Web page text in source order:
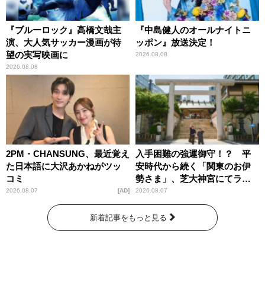
『ブルーロック』高橋文哉主
演、大人気サッカー漫画が待
望の実写映画に
2026.08.08
『中島健人のオールナイトニ
ッポン』放送決定！
2026.08.08
2PM・CHANSUNG、最近覚え
た日本語に大沢あかねがツッ
コミ
2026.08.07 AD
入手困難の強運御守！？ 平
安時代から続く「関東のお伊
勢さま」、芝大神宮にてラン
パンプスが合格祈願！
2026.08.07
新着記事をもっと見る